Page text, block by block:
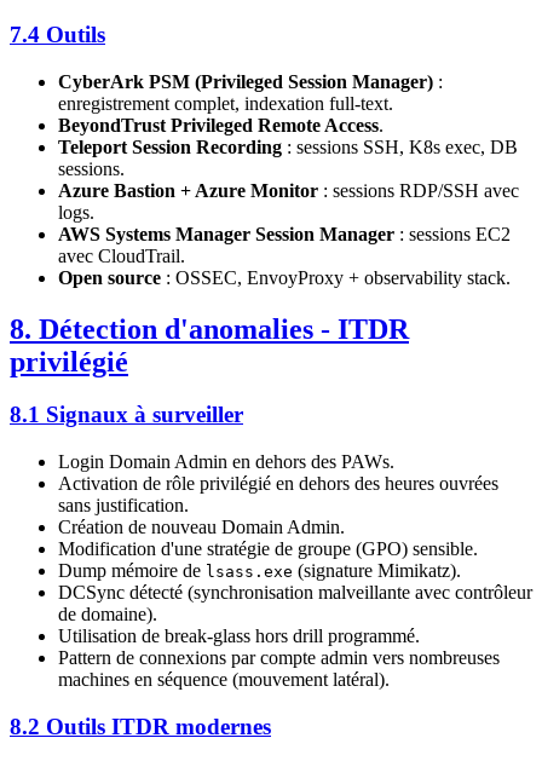
7.4 Outils
CyberArk PSM (Privileged Session Manager) :
enregistrement complet, indexation full-text.
BeyondTrust Privileged Remote Access.
Teleport Session Recording : sessions SSH, K8s exec, DB
sessions.
Azure Bastion + Azure Monitor : sessions RDP/SSH avec
logs.
AWS Systems Manager Session Manager : sessions EC2
avec CloudTrail.
Open source : OSSEC, EnvoyProxy + observability stack.
8. Détection d'anomalies - ITDR
privilégié
8.1 Signaux à surveiller
Login Domain Admin en dehors des PAWs.
Activation de rôle privilégié en dehors des heures ouvrées
sans justification.
Création de nouveau Domain Admin.
Modification d'une stratégie de groupe (GPO) sensible.
Dump mémoire de lsass.exe (signature Mimikatz).
DCSync détecté (synchronisation malveillante avec contrôleur
de domaine).
Utilisation de break-glass hors drill programmé.
Pattern de connexions par compte admin vers nombreuses
machines en séquence (mouvement latéral).
8.2 Outils ITDR modernes